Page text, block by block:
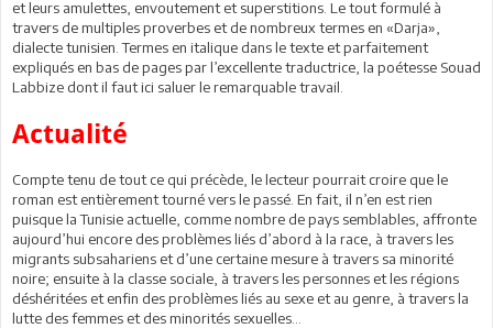
et leurs amulettes, envoutement et superstitions. Le tout formulé à
travers de multiples proverbes et de nombreux termes en «Darja»,
dialecte tunisien. Termes en italique dans le texte et parfaitement
expliqués en bas de pages par l’excellente traductrice, la poétesse Souad
Labbize dont il faut ici saluer le remarquable travail.
Actualité
Compte tenu de tout ce qui précède, le lecteur pourrait croire que le
roman est entièrement tourné vers le passé. En fait, il n’en est rien
puisque la Tunisie actuelle, comme nombre de pays semblables, affronte
aujourd’hui encore des problèmes liés d’abord à la race, à travers les
migrants subsahariens et d’une certaine mesure à travers sa minorité
noire; ensuite à la classe sociale, à travers les personnes et les régions
déshéritées et enfin des problèmes liés au sexe et au genre, à travers la
lutte des femmes et des minorités sexuelles…